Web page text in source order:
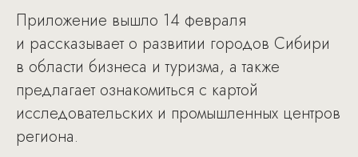
Приложение вышло 14 февраля
и рассказывает о развитии городов Сибири
в области бизнеса и туризма, а также
предлагает ознакомиться с картой
исследовательских и промышленных центров
региона.